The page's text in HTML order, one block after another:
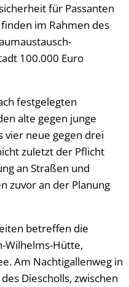
für Passanten
im Rahmen des
100.000 Euro
festgelegten
alte gegen junge
vier neue gegen drei
zuletzt der Pflicht
an Straßen und
zuvor an der Planung
betreffen die
Wilhelms-Hütte,
Am Nachtigallenweg in
Diescholls, zwischen